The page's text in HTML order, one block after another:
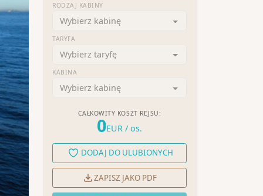
RODZAJ KABINY
Wybierz kabinę
TARYFA
Wybierz taryfę
KABINA
Wybierz kabinę
CAŁKOWITY KOSZT REJSU:
0EUR / os.
DODAJ DO ULUBIONYCH
ZAPISZ JAKO PDF